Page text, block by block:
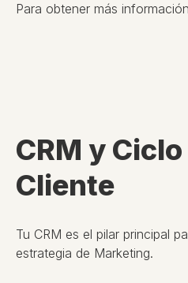
Para obtener más
CRM y
Cliente
Tu CRM es el pilar principal
estrategia de Marketing.